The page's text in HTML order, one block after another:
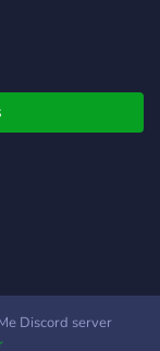
Discord server